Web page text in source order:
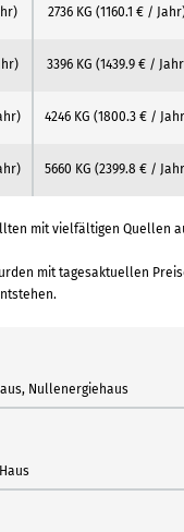
2736 KG (1160.1 € /
3396 KG (1439.9 € /
4246 KG (1800.3 € /
5660 KG (2399.8 € /
mit vielfältigen Quellen
mit tagesaktuellen
Nullenergiehaus